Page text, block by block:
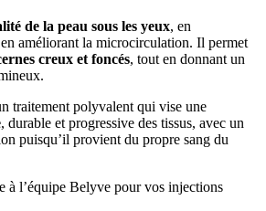
de la peau sous les yeux, en
en améliorant la microcirculation. Il permet
creux et foncés, tout en donnant un
traitement polyvalent qui vise une
, durable et progressive des tissus, avec un
puisqu’il provient du propre sang du
à l’équipe Belyve pour vos injections